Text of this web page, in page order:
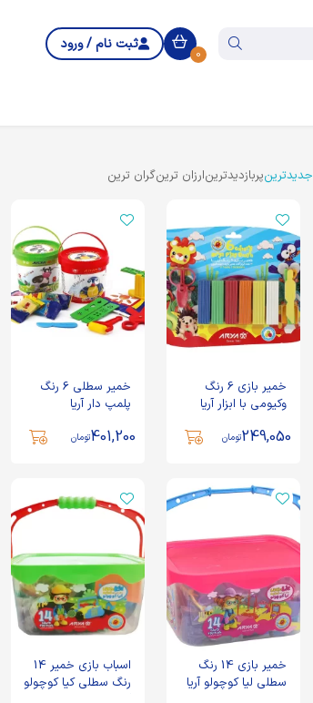
0
ثبت نام / ورود
جدیدترینپربازدیدترینارزان ترینگران ترین
خمیر بازی 6 رنگ
وکیومی با ابزار آریا
249,050تومان
خمیر سطلی 6 رنگ
پلمپ دار آریا
401,200تومان
خمیر بازی 14 رنگ
سطلی لیا کوچولو آریا
اسباب بازی خمیر 14
رنگ سطلی کیا کوچولو